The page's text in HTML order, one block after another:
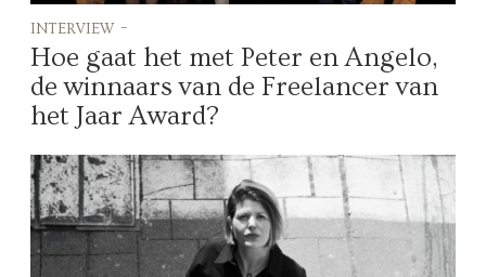
interview -
Hoe gaat het met Peter en Angelo,
de winnaars van de Freelancer van
het Jaar Award?